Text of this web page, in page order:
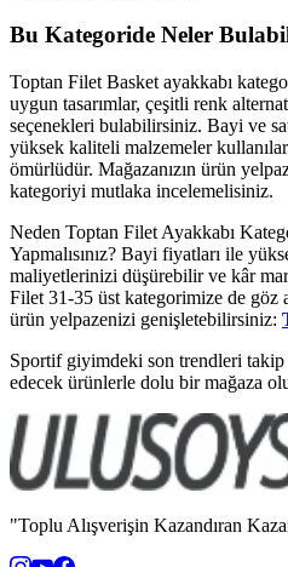
Bu Kategoride Neler
Toptan Filet Basket ayakkabı
uygun tasarımlar, çeşitli renk
seçenekleri bulabilirsiniz. Bayi ve
yüksek kaliteli malzemeler
ömürlüdür. Mağazanızın ürün
kategoriyi mutlaka incelemelisiniz.
Neden Toptan Filet Ayakkabı
Yapmalısınız? Bayi fiyatları ile
maliyetlerinizi düşürebilir ve kâr
Filet 31-35 üst kategorimize de göz
ürün yelpazenizi genişletebilirsiniz:
Sportif giyimdeki son trendleri
edecek ürünlerle dolu bir mağaza
"Toplu Alışverişin Kazandıran